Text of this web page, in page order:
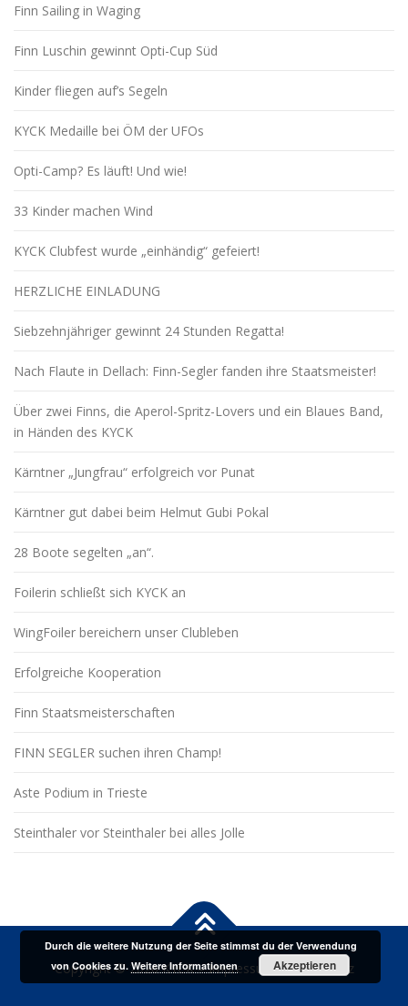
Finn Sailing in Waging
Finn Luschin gewinnt Opti-Cup Süd
Kinder fliegen auf’s Segeln
KYCK Medaille bei ÖM der UFOs
Opti-Camp? Es läuft! Und wie!
33 Kinder machen Wind
KYCK Clubfest wurde „einhändig“ gefeiert!
HERZLICHE EINLADUNG
Siebzehnjähriger gewinnt 24 Stunden Regatta!
Nach Flaute in Dellach: Finn-Segler fanden ihre Staatsmeister!
Über zwei Finns, die Aperol-Spritz-Lovers und ein Blaues Band,
in Händen des KYCK
Kärntner „Jungfrau“ erfolgreich vor Punat
Kärntner gut dabei beim Helmut Gubi Pokal
28 Boote segelten „an“.
Foilerin schließt sich KYCK an
WingFoiler bereichern unser Clubleben
Erfolgreiche Kooperation
Finn Staatsmeisterschaften
FINN SEGLER suchen ihren Champ!
Aste Podium in Trieste
Steinthaler vor Steinthaler bei alles Jolle
Copyright © 2026 KYCK–Impressum/Datenschutz
Durch die weitere Nutzung der Seite stimmst du der Verwendung
von Cookies zu.Weitere Informationen Akzeptieren